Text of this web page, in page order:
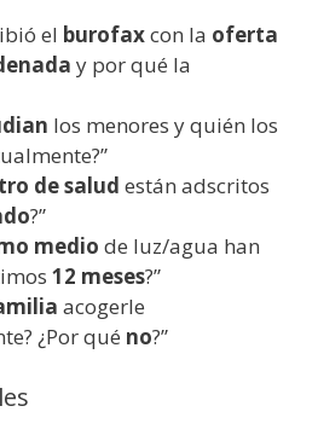
el burofaxcon la oferta
y por qué la
los menores y quién los
de salud están adscritos
?”
medio de luz/agua han
12 meses?”
acogerle
¿Por qué no?”